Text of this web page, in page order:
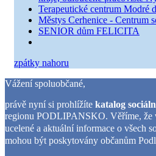
Terapeutické centrum Modré
Městys Cerhenice - Centrum
SENIOR dům FELICITA
zpátky nahoru
Vážení spoluobčané,
právě nyní si prohlížíte katalog
regionu PODLIPANSKO. Věříme, že
ucelené a aktuální informace o všech
mohou být poskytovány občanům